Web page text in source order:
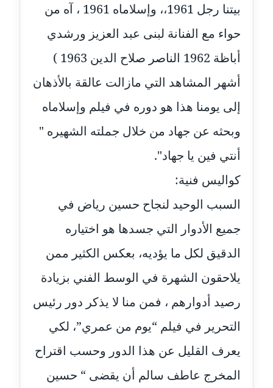
مدونة سوميه الالفي
عاملة
مدونة شادي الربابعة
عاملة
مدونة شرف الدين محمد
مدونة شريف ابراهيم
مدونة شيماء الجمل
عاملة
مدونة شيماء حسني
عاملة
عاملة
مدونة شيماء عصام
عاملة
مدونة شيماء عمارة
بيتنا رجل 1961،، وإسلاماه 1961 ، آه من
حواء مع الفنانة لبنى عبد العزيز ورشدي
أباظة 1962 الناصر صلاح الدين 1963 )
أشهر المشاهد التي مازالت عالقة بالأذهان
إلى يومنا هذا هو دوره في فيلم وإسلاماه
وبحثه عن جهاد من خلال جملته الشهيره "
أنتي فين يا جهاد".
كواليس فنية:
السبب الوحيد لنجاح حسين رياض في
جميع الأدوار التي جسدها هو اختياره
الدقيق لكل ما يؤديه، بعكس الكثير ممن
يلاحقون الشهرة في الوسط الفني بزيادة
رصيد أدوارهم ، فمن منا لا يذكر دور رئيس
التحرير في فيلم “يوم من عمري”، لكي
يعرف القليل عن هذا الدور وحسب اقتراح
المخرج عاطف سالم أن يقضى “ حسين